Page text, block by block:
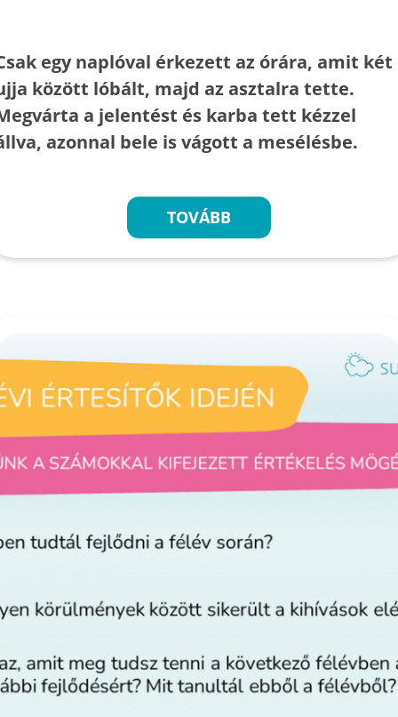
egy naplóval érkezett az órára, amit két
között lóbált, majd az asztalra tette.
a jelentést és karba tett kézzel
azonnal bele is vágott a mesélésbe.
TOVÁBB